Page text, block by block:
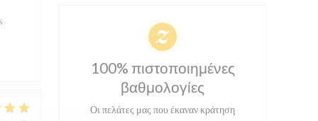
100% πιστοποιημένες
βαθμολογίες
Οι πελάτες μας που έκαναν κράτηση